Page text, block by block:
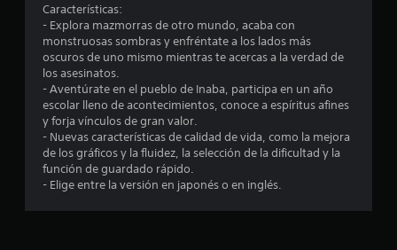
o
n
e
Características:
- Explora mazmorras de otro mundo, acaba con
monstruosas sombras y enfréntate a los lados más
oscuros de uno mismo mientras te acercas a la verdad de
los asesinatos.
- Aventúrate en el pueblo de Inaba, participa en un año
escolar lleno de acontecimientos, conoce a espíritus afines
y forja vínculos de gran valor.
- Nuevas características de calidad de vida, como la mejora
de los gráficos y la fluidez, la selección de la dificultad y la
función de guardado rápido.
- Elige entre la versión en japonés o en inglés.